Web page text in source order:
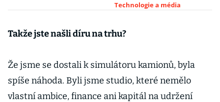
hranici
Technologie a média
Takže jste našli díru na trhu?
Že jsme se dostali k simulátoru kamionů, byla
spíše náhoda. Byli jsme studio, které nemělo
vlastní ambice, finance ani kapitál na udržení